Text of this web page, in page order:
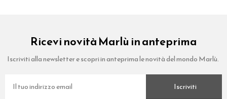
Ricevi novità Marlù in anteprima
Iscriviti alla newsletter e scopri in anteprima le novità del mondo Marlù.
Iscriviti